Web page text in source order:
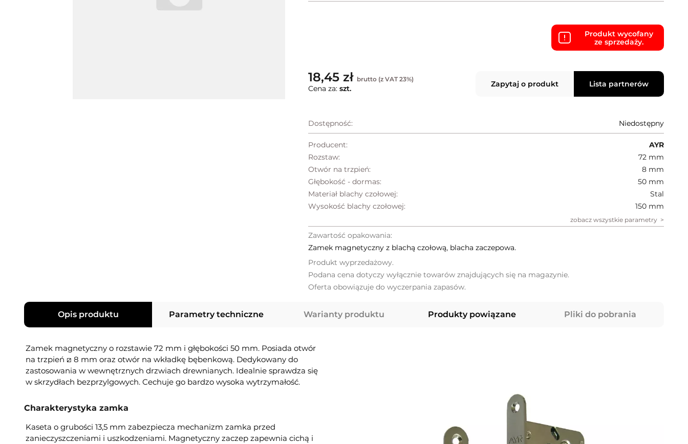
Produkt wycofany
ze sprzedaży.
18,45 zł brutto (z VAT 23%)
Cena za: szt. Zapytaj o produkt Lista partnerów
Dostępność: Niedostępny
Producent:
AYR
Rozstaw:
72 mm
Otwór na trzpień:
8 mm
Głębokość - dormas:
50 mm
Materiał blachy czołowej:
Stal
Wysokość blachy czołowej:
150 mm
zobacz wszystkie parametry
Zawartość opakowania:
Zamek magnetyczny z blachą czołową, blacha zaczepowa.
Produkt wyprzedażowy.
Podana cena dotyczy wyłącznie towarów znajdujących się na magazynie.
Oferta obowiązuje do wyczerpania zapasów.
Opis produktu Parametry techniczne Warianty produktu Produkty powiązane Pliki do pobrania
Zamek magnetyczny o rozstawie 72 mm i głębokości 50 mm. Posiada otwór
na trzpień ⧄ 8 mm oraz otwór na wkładkę bębenkową. Dedykowany do
zastosowania w wewnętrznych drzwiach drewnianych. Idealnie sprawdza się
w skrzydłach bezprzylgowych. Cechuje go bardzo wysoka wytrzymałość.
Charakterystyka zamka
Kaseta o grubości 13,5 mm zabezpiecza mechanizm zamka przed
zanieczyszczeniami i uszkodzeniami. Magnetyczny zaczep zapewnia cichą i